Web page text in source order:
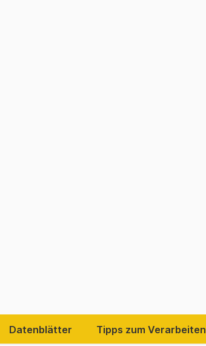
Datenblätter Tipps zum Verarbeiten